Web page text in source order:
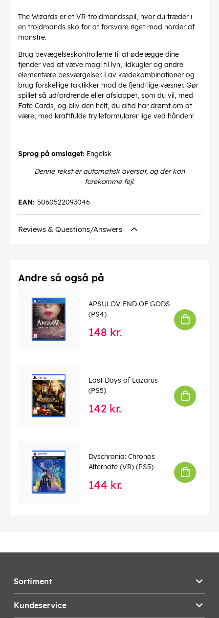
The Wizards er et VR-troldmandsspil, hvor du træder i
en troldmands sko for at forsvare riget mod horder af
monstre.
Brug bevægelseskontrollerne til at ødelægge dine
fjender ved at væve magi til lyn, ildkugler og andre
elementære besværgelser. Lav kædekombinationer og
brug forskellige taktikker mod de fjendtlige væsner. Gør
spillet så udfordrende eller afslappet, som du vil, med
Fate Cards, og bliv den helt, du altid har drømt om at
være, med kraftfulde trylleformularer lige ved hånden!
Sprog på omslaget: Engelsk
Denne tekst er automatisk oversat, og der kan
forekomme fejl.
5060522093046
EAN:
Reviews & Questions/Answers
Andre så også på
APSULOV END OF GODS
(PS4)
148 kr.
Last Days of Lazarus
(PS5)
142 kr.
Dyschronia: Chronos
Alternate (VR) (PS5)
144 kr.
Sortiment
Kundeservice